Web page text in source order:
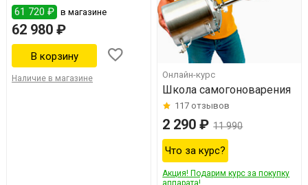
61 720 ₽ в магазине
62 980 ₽
Наличие в магазине Онлайн-курс
Школа самогоноварения
117 отзывов
2 290 ₽ 11 990
Что за курс?
Акция! Подарим курс за покупку
аппарата!